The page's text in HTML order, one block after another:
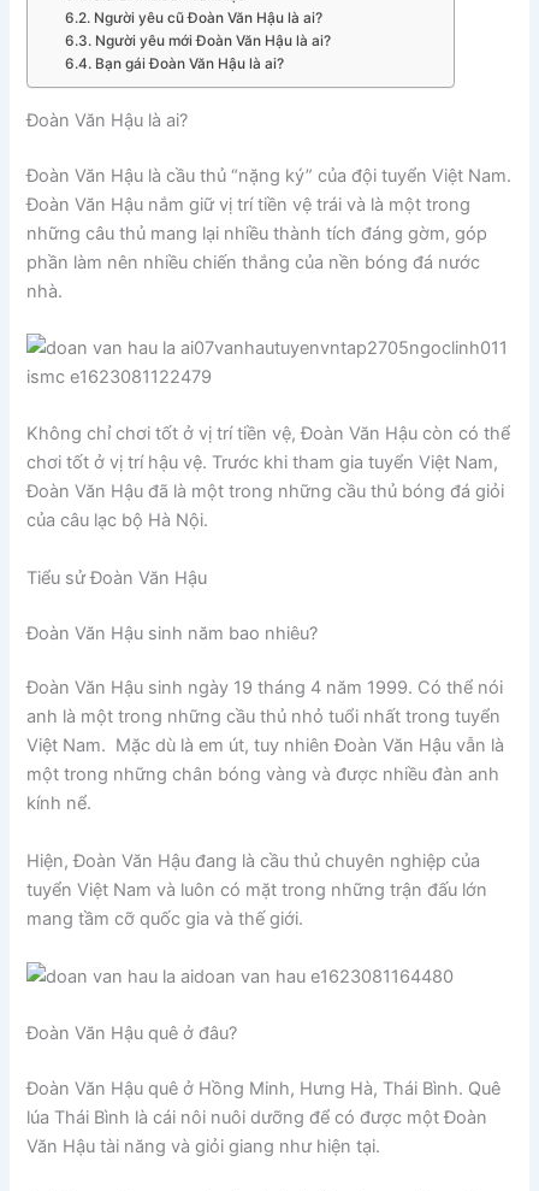
Người yêu cũ Đoàn Văn Hậu là ai?
Người yêu mới Đoàn Văn Hậu là ai?
Bạn gái Đoàn Văn Hậu là ai?
Đoàn Văn Hậu là ai?
Đoàn Văn Hậu là cầu thủ “nặng ký” của đội tuyển Việt Nam.
Đoàn Văn Hậu nắm giữ vị trí tiền vệ trái và là một trong
những câu thủ mang lại nhiều thành tích đáng gờm, góp
phần làm nên nhiều chiến thắng của nền bóng đá nước
nhà.
Không chỉ chơi tốt ở vị trí tiền vệ, Đoàn Văn Hậu còn có thể
chơi tốt ở vị trí hậu vệ. Trước khi tham gia tuyển Việt Nam,
Đoàn Văn Hậu đã là một trong những cầu thủ bóng đá giỏi
của câu lạc bộ Hà Nội.
Tiểu sử Đoàn Văn Hậu
Đoàn Văn Hậu sinh năm bao nhiêu?
Đoàn Văn Hậu sinh ngày 19 tháng 4 năm 1999. Có thể nói
anh là một trong những cầu thủ nhỏ tuổi nhất trong tuyển
Việt Nam. Mặc dù là em út, tuy nhiên Đoàn Văn Hậu vẫn là
một trong những chân bóng vàng và được nhiều đàn anh
kính nể.
Hiện, Đoàn Văn Hậu đang là cầu thủ chuyên nghiệp của
tuyển Việt Nam và luôn có mặt trong những trận đấu lớn
mang tầm cỡ quốc gia và thế giới.
Đoàn Văn Hậu quê ở đâu?
Đoàn Văn Hậu quê ở Hồng Minh, Hưng Hà, Thái Bình. Quê
lúa Thái Bình là cái nôi nuôi dưỡng để có được một Đoàn
Văn Hậu tài năng và giỏi giang như hiện tại.